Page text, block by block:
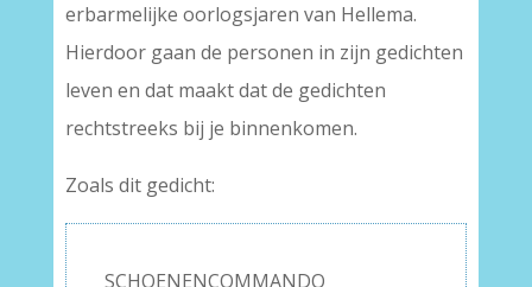
erbarmelijke oorlogsjaren van Hellema.
Hierdoor gaan de personen in zijn gedichten
leven en dat maakt dat de gedichten
rechtstreeks bij je binnenkomen.
Zoals dit gedicht:
SCHOENENCOMMANDO